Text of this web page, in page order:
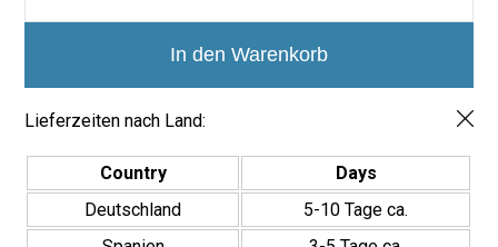
In den Warenkorb
Lieferzeiten nach Land:
Country
Days
Deutschland
5-10 Tage ca.